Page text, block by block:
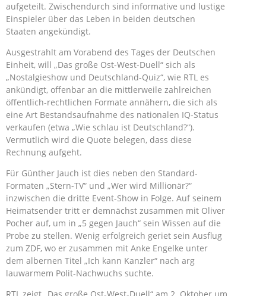
aufgeteilt. Zwischendurch sind informative und lustige
Einspieler über das Leben in beiden deutschen
Staaten angekündigt.
Ausgestrahlt am Vorabend des Tages der Deutschen
Einheit, will „Das große Ost-West-Duell“ sich als
„Nostalgieshow und Deutschland-Quiz“, wie RTL es
ankündigt, offenbar an die mittlerweile zahlreichen
öffentlich-rechtlichen Formate annähern, die sich als
eine Art Bestandsaufnahme des nationalen IQ-Status
verkaufen (etwa „Wie schlau ist Deutschland?“).
Vermutlich wird die Quote belegen, dass diese
Rechnung aufgeht.
Für Günther Jauch ist dies neben den Standard-
Formaten „Stern-TV“ und „Wer wird Millionär?“
inzwischen die dritte Event-Show in Folge. Auf seinem
Heimatsender tritt er demnächst zusammen mit Oliver
Pocher auf, um in „5 gegen Jauch“ sein Wissen auf die
Probe zu stellen. Wenig erfolgreich geriet sein Ausflug
zum ZDF, wo er zusammen mit Anke Engelke unter
dem albernen Titel „Ich kann Kanzler“ nach arg
lauwarmem Polit-Nachwuchs suchte.